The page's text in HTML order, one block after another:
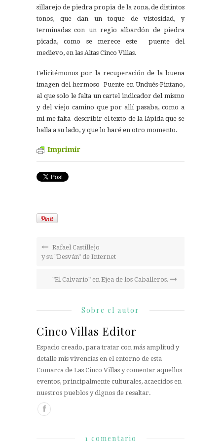
sillarejo de piedra propia de la zona, de distintos
tonos, que dan un toque de vistosidad, y
terminadas con un regio albardón de piedra
picada, como se merece este puente del
medievo, en las Altas Cinco Villas.
Felicitémonos por la recuperación de la buena
imagen del hermoso Puente en Undués-Pintano,
al que solo le falta un cartel indicador del mismo
y del viejo camino que por allí pasaba, como a
mi me falta describir el texto de la lápida que se
halla a su lado, y que lo haré en otro momento.
Imprimir
Rafael Castillejo
y su "Desván" de Internet
"El Calvario" en Ejea de los Caballeros.
Sobre el autor
Cinco Villas Editor
Espacio creado, para tratar con más amplitud y
detalle mis vivencias en el entorno de esta
Comarca de Las Cinco Villas y comentar aquellos
eventos, principalmente culturales, acaecidos en
nuestros pueblos y dignos de resaltar.
1 comentario